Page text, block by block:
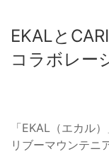
EKALと
コラボレー
「EKAL（エカル
リブーマウンテニ